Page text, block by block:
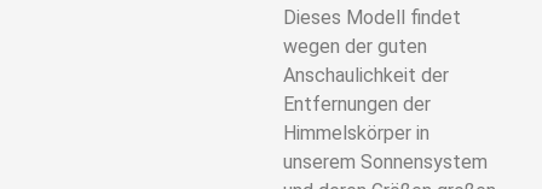
Dieses Modell findet
wegen der guten
Anschaulichkeit der
Entfernungen der
Himmelskörper in
unserem Sonnensystem